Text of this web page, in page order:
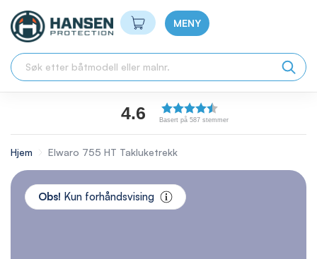
Min handlekurv
MENY
4.6 Basert på 587 stemmer
Hjem Elwaro 755 HT Takluketrekk
Skip
Obs! Kun forhåndsvising